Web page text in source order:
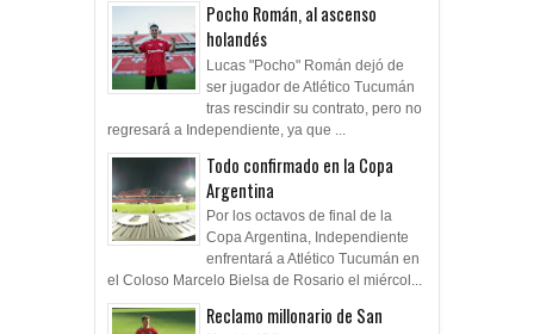
Pocho Román, al ascenso
holandés
Lucas "Pocho" Román dejó de
ser jugador de Atlético Tucumán
tras rescindir su contrato, pero no
regresará a Independiente, ya que ...
Todo confirmado en la Copa
Argentina
Por los octavos de final de la
Copa Argentina, Independiente
enfrentará a Atlético Tucumán en
el Coloso Marcelo Bielsa de Rosario el miércol...
Reclamo millonario de San